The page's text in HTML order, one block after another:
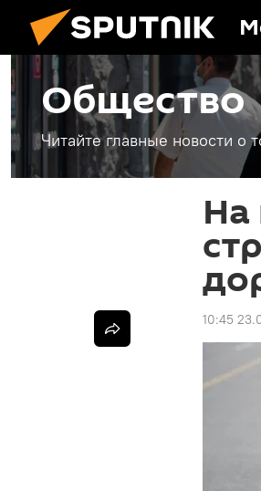
Общество
Читайте главные новости
На
10:45